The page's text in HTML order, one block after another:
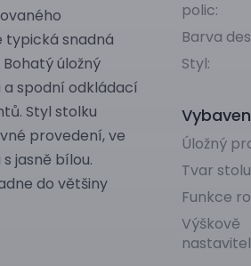
typická snadná
úložný
spodní odkládací
Styl stolku
provedení, ve
jasně bílou.
do většiny
polic:
Barva
Styl:
Úložný
Tvar
Funkce
Výškově